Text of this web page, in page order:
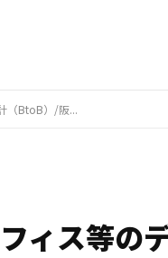
（BtoB）/阪...
ィス等